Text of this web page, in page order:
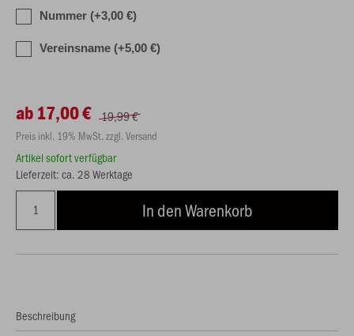
Nummer (+3,00 €)
Vereinsname (+5,00 €)
ab 17,00 € 19,99 €
Preis inkl. 19% MwSt. zzgl. Versand
Artikel sofort verfügbar
Lieferzeit: ca. 28 Werktage
In den Warenkorb
Beschreibung